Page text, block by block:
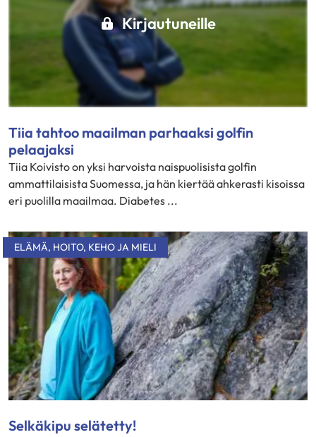
Kirjautuneille
Tiia tahtoo maailman parhaaksi golfin
pelaajaksi
Tiia Koivisto on yksi harvoista naispuolisista golfin
ammattilaisista Suomessa, ja hän kiertää ahkerasti kisoissa
eri puolilla maailmaa. Diabetes ...
ELÄMÄ, HOITO, KEHO JA MIELI
Selkäkipu selätetty!